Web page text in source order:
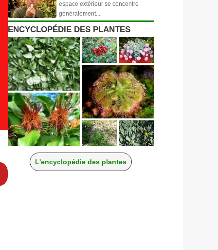
espace extérieur se concentre
généralement...
ENCYCLOPÉDIE DES PLANTES
L'encyclopédie des plantes